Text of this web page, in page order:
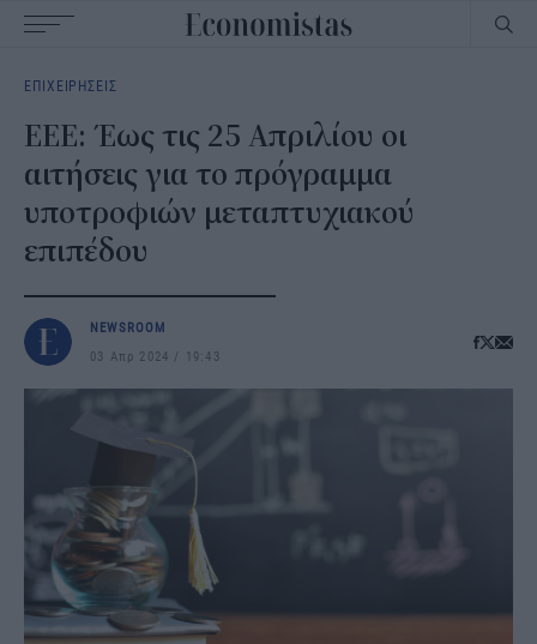
navigation
ΕΠΙΧΕΙΡΗΣΕΙΣ
EEE: Έως τις 25 Απριλίου οι
αιτήσεις για το πρόγραμμα
υποτροφιών μεταπτυχιακού
επιπέδου
NEWSROOM
03 Απρ 2024
19:43